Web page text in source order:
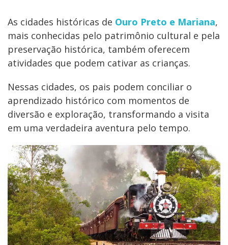
As cidades históricas de Ouro Preto e Mariana,
mais conhecidas pelo patrimônio cultural e pela
preservação histórica, também oferecem
atividades que podem cativar as crianças.
Nessas cidades, os pais podem conciliar o
aprendizado histórico com momentos de
diversão e exploração, transformando a visita
em uma verdadeira aventura pelo tempo.